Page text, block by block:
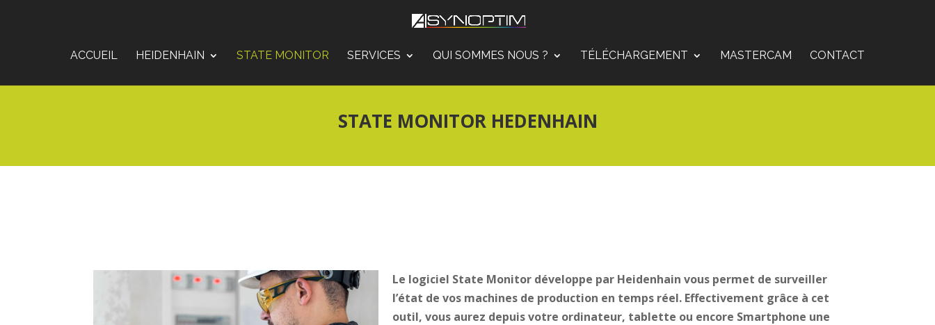
ACCUEIL HEIDENHAIN STATE MONITOR SERVICES QUI SOMMES NOUS ? TÉLÉCHARGEMENT MASTERCAM CONTACT
STATE MONITOR HEDENHAIN
Le logiciel State Monitor développe par Heidenhain vous permet de surveiller
l’état de vos machines de production en temps réel. Effectivement grâce à cet
outil, vous aurez depuis votre ordinateur, tablette ou encore Smartphone une